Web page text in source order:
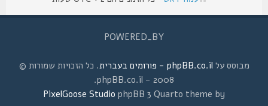
POWERED_BY
מבוסס עלphpBB.co.il - פורומים בעברית
. כל הזכויות שמורות ©
2008 - phpBB.co.il.
phpBB 3 Quarto theme by
PixelGoose Studio